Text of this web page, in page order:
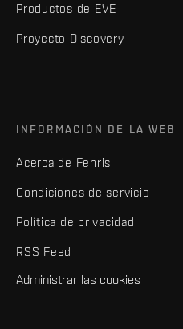
Productos de EVE
Proyecto Discovery
INFORMACIÓN DE LA WEB
Acerca de Fenris
Condiciones de servicio
Política de privacidad
RSS Feed
Administrar las cookies